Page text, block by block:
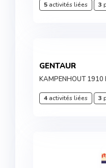
5activités liées 3
GENTAUR
KAMPENHOUT 1910
4activités liées 3